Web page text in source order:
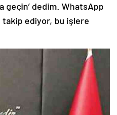
geçin’ dedim. WhatsApp
takip ediyor, bu işlere